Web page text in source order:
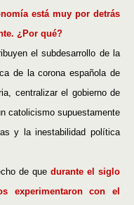
está muy por detrás
¿Por qué?
el subdesarrollo de la
de la corona española de
centralizar el gobierno de
catolicismo supuestamente
y la inestabilidad política
de que durante el siglo
experimentaron con el